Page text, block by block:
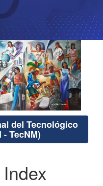
del Tecnológico
TecNM)